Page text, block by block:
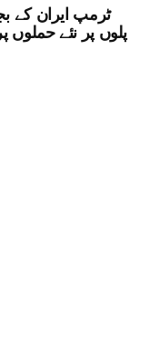
ٹرمپ ایران کے
پلوں پر نئے حملوں